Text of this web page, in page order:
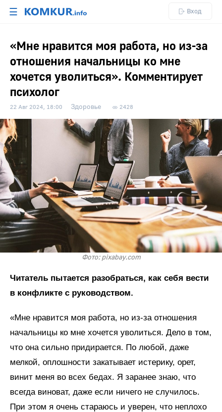
☰ Вход
«Мне нравится моя работа, но из-за
отношения начальницы ко мне
хочется уволиться». Комментирует
психолог
22 Авг 2024, 18:00 Здоровье 2428
Фото: pixabay.com
Читатель пытается разобраться, как себя вести
в конфликте с руководством.
«Мне нравится моя работа, но из-за отношения
начальницы ко мне хочется уволиться. Дело в том,
что она сильно придирается. По любой, даже
мелкой, оплошности закатывает истерику, орет,
винит меня во всех бедах. Я заранее знаю, что
всегда виноват, даже если ничего не случилось.
При этом я очень стараюсь и уверен, что неплохо